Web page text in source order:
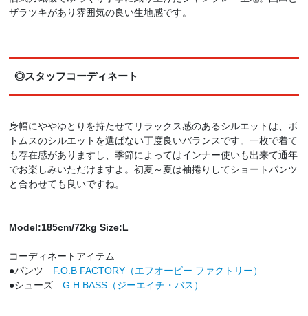
ザラツキがあり雰囲気の良い生地感です。
◎スタッフコーディネート
身幅にややゆとりを持たせてリラックス感のあるシルエットは、ボ
トムスのシルエットを選ばない丁度良いバランスです。一枚で着て
も存在感がありますし、季節によってはインナー使いも出来て通年
でお楽しみいただけますよ。初夏～夏は袖捲りしてショートパンツ
と合わせても良いですね。
Model:185cm/72kg Size:L
コーディネートアイテム
●パンツ F.O.B FACTORY（エフオービー ファクトリー）
●シューズG.H.BASS（ジーエイチ・バス）